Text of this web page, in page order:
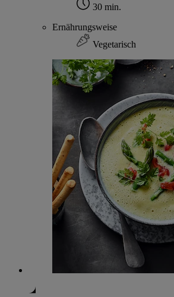
30 min.
Ernährungsweise
Vegetarisch